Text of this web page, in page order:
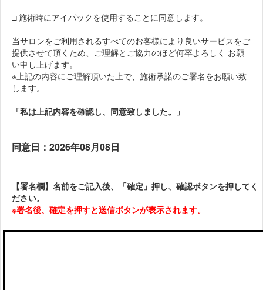
□ 施術時にアイパックを使用することに同意します。
当サロンをご利用されるすべてのお客様により良いサービスをご
提供させて頂くため、ご理解とご協力のほど何卒よろしく お願
い申し上げます。
※上記の内容にご理解頂いた上で、施術承諾のご署名をお願い致
します。
「私は上記内容を確認し、同意致しました。」
同意日：2026年08月08日
【署名欄】名前をご記入後、「確定」押し、確認ボタンを押してく
ださい。
※署名後、確定を押すと送信ボタンが表示されます。